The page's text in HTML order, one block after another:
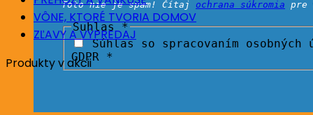
Toto nie je spam! Čítaj ochrana súkromia pre
Suhlas*
Súhlas so spracovaním
GDPR *
VÔNE, KTORÉ TVORIA DOMOV
ZĽAVY A VÝPREDAJ
Produkty v akcii